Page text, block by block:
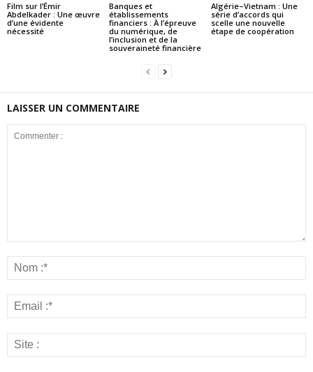
Film sur l’Émir
Abdelkader : Une œuvre
d’une évidente
nécessité
Banques et
établissements
financiers : À l’épreuve
du numérique, de
l’inclusion et de la
souveraineté financière
Algérie–Vietnam : Une
série d’accords qui
scelle une nouvelle
étape de coopération
LAISSER UN COMMENTAIRE